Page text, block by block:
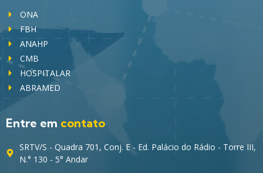
ONA
FBH
ANAHP
CMB
HOSPITALAR
ABRAMED
Entre em contato
SRTV/S - Quadra 701, Conj. E - Ed. Palácio do Rádio - Torre III,
N.° 130 - 5° Andar